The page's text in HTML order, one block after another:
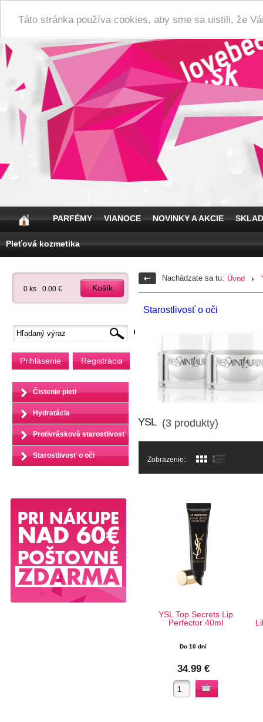
Táto stránka používa cookies, aby sme sa uistili, že
PARFÉMY VIANOCE NOVINKY A AKCIE
Pleťová kozmetika
0 ks 0.00 € Košík
Prihlásenie Registrácia
Čistenie pleti
Hydratácia
Protivrásková starostlivosť
Starostlivosť o oči
Nachádzate sa tu: Úvod
Starostlivosť o oči
YSL(3 produkty)
Zobrazenie:
YSL Top Secrets Lip
Perfector 40ml
Do 10 dní
34.99 €